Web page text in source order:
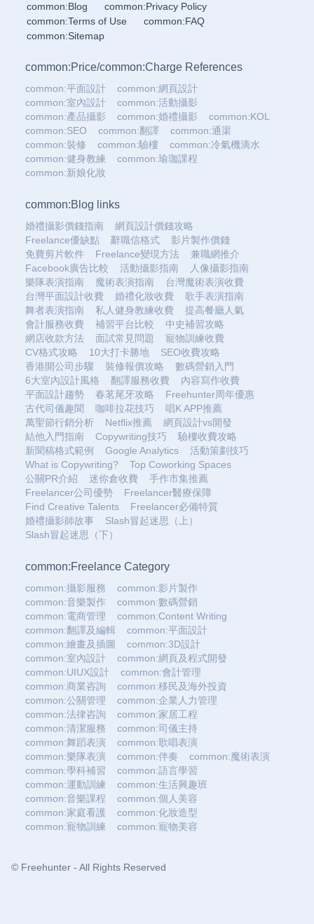
common:Blog
common:Privacy Policy
common:Terms of Use
common:FAQ
common:Sitemap
common:Price/common:Charge References
common:平面設計
common:網頁設計
common:室內設計
common:活動攝影
common:產品攝影
common:婚禮攝影
common:KOL
common:SEO
common:翻譯
common:通渠
common:裝修
common:驗樓
common:冷氣機滴水
common:健身教練
common:瑜珈課程
common:新娘化妝
common:Blog links
婚禮攝影價錢指南
網頁設計價錢攻略
Freelance優缺點
辭職信格式
影片製作價錢
免費剪片軟件
Freelance變現方法
兼職網推介
Facebook廣告比較
活動攝影指南
人像攝影指南
樂隊表演指南
魔術表演指南
台灣魔術表演收費
台灣平面設計收費
婚禮化妝收費
歌手表演指南
舞者表演指南
私人健身教練收費
提高餐廳人氣
會計服務收費
補習平台比較
中史補習攻略
網店收款方法
面試常見問題
寵物訓練收費
CV格式攻略
10大打卡勝地
SEO收費攻略
香港開公司步驟
裝修報價攻略
數碼營銷入門
6大室內設計風格
翻譯服務收費
內容寫作收費
平面設計趨勢
春茗尾牙攻略
Freehunter周年優惠
古代司儀趣聞
咖啡拉花技巧
唱K APP推薦
萬聖節行銷分析
Netflix推薦
網頁設計vs開發
結他入門指南
Copywriting技巧
驗樓收費攻略
新聞稿格式範例
Google Analytics
活動策劃技巧
What is Copywriting?
Top Coworking Spaces
公關PR介紹
迷你倉收費
手作市集推薦
Freelancer公司優勢
Freelancer醫療保障
Find Creative Talents
Freelancer必備特質
婚禮攝影師故事
Slash冒起迷思（上）
Slash冒起迷思（下）
common:Freelance Category
common:攝影服務
common:影片製作
common:音樂製作
common:數碼營銷
common:電商管理
common:Content Writing
common:翻譯及編輯
common:平面設計
common:繪畫及插圖
common:3D設計
common:室內設計
common:網頁及程式開發
common:UIUX設計
common:會計管理
common:商業咨詢
common:移民及海外投資
common:公關管理
common:企業人力管理
common:法律咨詢
common:家居工程
common:清潔服務
common:司儀主持
common:舞蹈表演
common:歌唱表演
common:樂隊表演
common:伴奏
common:魔術表演
common:學科補習
common:語言學習
common:運動訓練
common:生活興趣班
common:音樂課程
common:個人美容
common:家庭看護
common:化妝造型
common:寵物訓練
common:寵物美容
© Freehunter - All Rights Reserved